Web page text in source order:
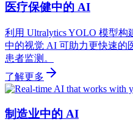
医疗保健中的 AI
利用 Ultralytics YOLO 模型
中的视觉 AI 可助力更快速的
患者监测。
了解更多
制造业中的 AI